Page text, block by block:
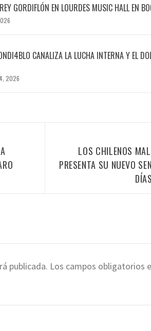
GORDIFLÓN EN LOURDES MUSIC HALL EN
CANALIZA LA LUCHA INTERNA Y EL
2026
LOS CHILENOS
PRESENTA SU NUEVO
publicada. Los campos obligatorios